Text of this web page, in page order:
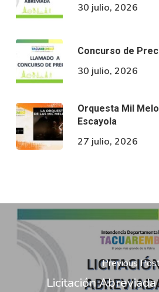
30 julio, 2026
Concurso de
30 julio, 2026
Orquesta Mil
Escayola
27 julio, 2026
Previous
Licitación